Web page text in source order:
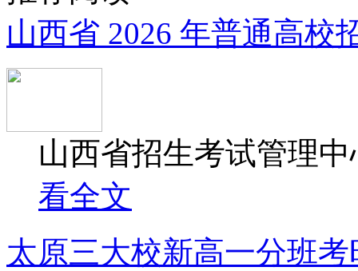
山西省 2026 年普通高校
山西省招生考试管理
看全文
太原三大校新高一分班考